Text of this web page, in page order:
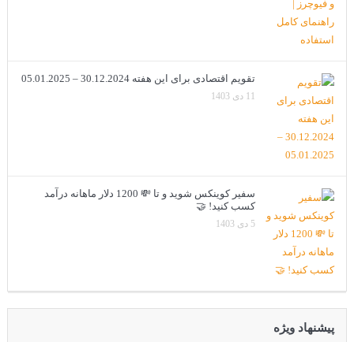
تقویم اقتصادی برای این هفته 30.12.2024 – 05.01.2025
11 دی 1403
سفیر کوینکس شوید و تا 💸 1200 دلار ماهانه درآمد
کسب کنید! 🤝
5 دی 1403
پیشنهاد ویژه